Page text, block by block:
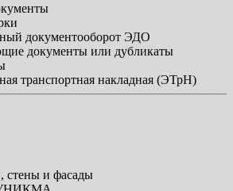
документооборот ЭДО
документы или дубликаты
транспортная накладная (ЭТрН)